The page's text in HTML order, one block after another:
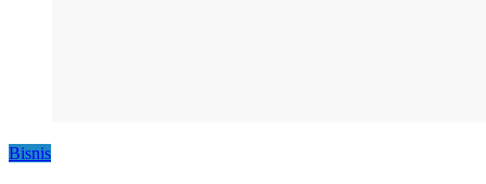
Bisnis